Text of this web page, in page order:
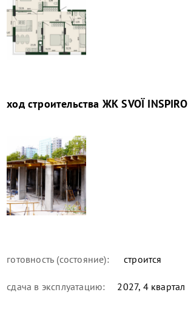
ход строительства ЖК SVOÏ INSPIRO
готовность (состояние): строится
сдача в эксплуатацию: 2027, 4 квартал